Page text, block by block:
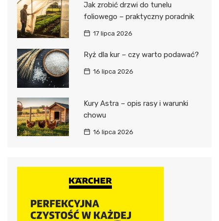
Jak zrobić drzwi do tunelu
foliowego – praktyczny poradnik
17 lipca 2026
Ryż dla kur – czy warto podawać?
16 lipca 2026
Kury Astra – opis rasy i warunki
chowu
16 lipca 2026